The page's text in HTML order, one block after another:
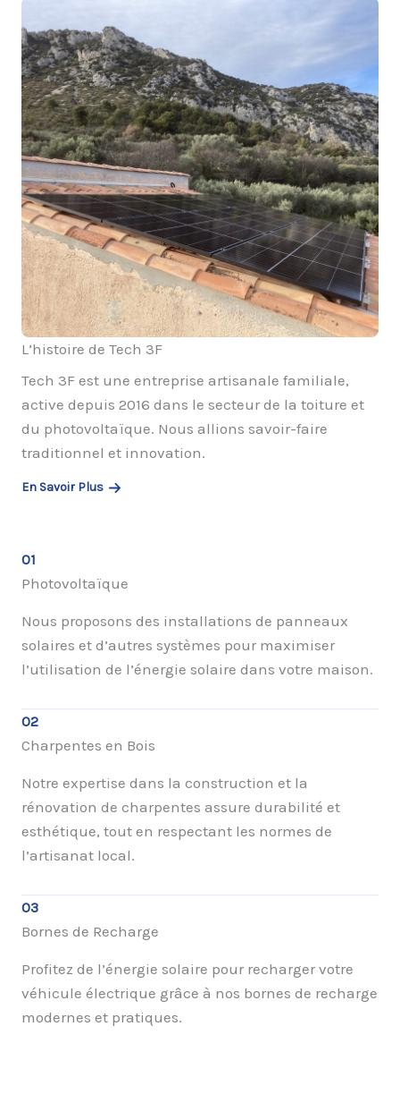
L’histoire de Tech 3F
Tech 3F est une entreprise artisanale familiale,
active depuis 2016 dans le secteur de la toiture et
du photovoltaïque. Nous allions savoir-faire
traditionnel et innovation.
En Savoir Plus
01
Photovoltaïque
Nous proposons des installations de panneaux
solaires et d’autres systèmes pour maximiser
l’utilisation de l’énergie solaire dans votre maison.
02
Charpentes en Bois
Notre expertise dans la construction et la
rénovation de charpentes assure durabilité et
esthétique, tout en respectant les normes de
l’artisanat local.
03
Bornes de Recharge
Profitez de l’énergie solaire pour recharger votre
véhicule électrique grâce à nos bornes de recharge
modernes et pratiques.